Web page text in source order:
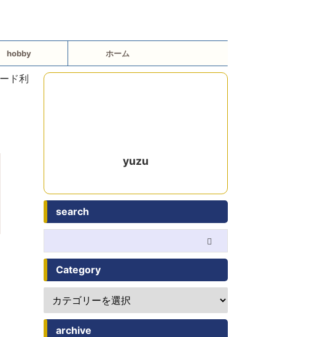
hobby ホーム
yuzu
search
Category
archive